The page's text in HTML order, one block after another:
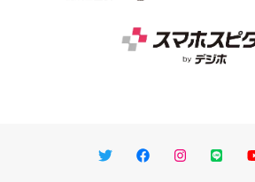
TwitterFacebookInstagram
LINE